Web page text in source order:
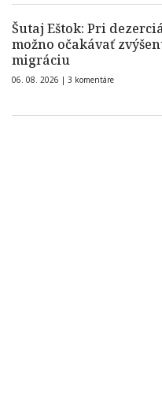
Šutaj Eštok: Pri
možno očakávať
migráciu
06. 08. 2026 | 3 komentáre